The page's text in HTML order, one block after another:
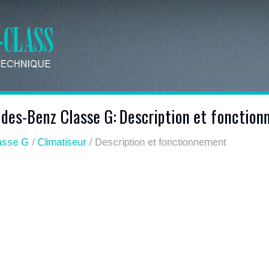
Benz Classe G: Description et
G / Climatiseur/ Description et fonctionnement